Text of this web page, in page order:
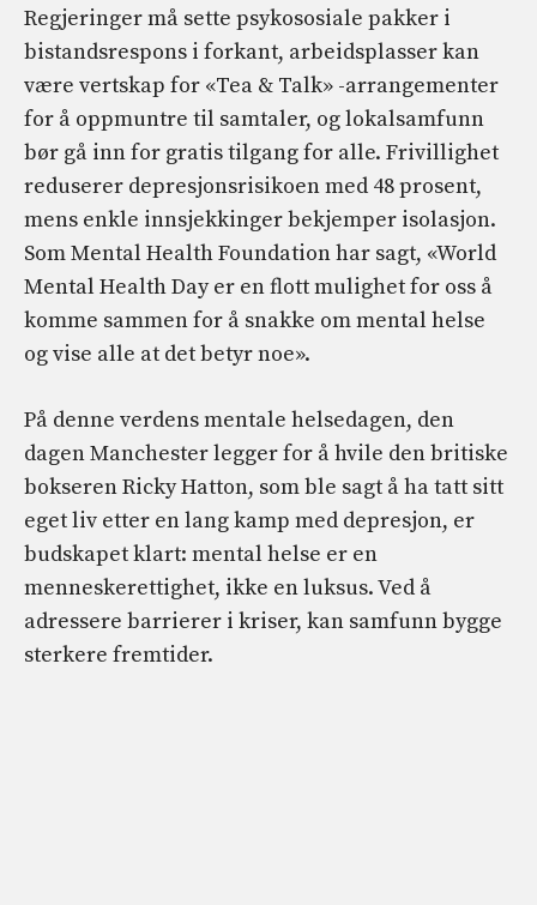
Regjeringer må sette psykososiale pakker i
bistandsrespons i forkant, arbeidsplasser kan
være vertskap for «Tea & Talk» -arrangementer
for å oppmuntre til samtaler, og lokalsamfunn
bør gå inn for gratis tilgang for alle. Frivillighet
reduserer depresjonsrisikoen med 48 prosent,
mens enkle innsjekkinger bekjemper isolasjon.
Som Mental Health Foundation har sagt, «World
Mental Health Day er en flott mulighet for oss å
komme sammen for å snakke om mental helse
og vise alle at det betyr noe».
På denne verdens mentale helsedagen, den
dagen Manchester legger for å hvile den britiske
bokseren Ricky Hatton, som ble sagt å ha tatt sitt
eget liv etter en lang kamp med depresjon, er
budskapet klart: mental helse er en
menneskerettighet, ikke en luksus. Ved å
adressere barrierer i kriser, kan samfunn bygge
sterkere fremtider.